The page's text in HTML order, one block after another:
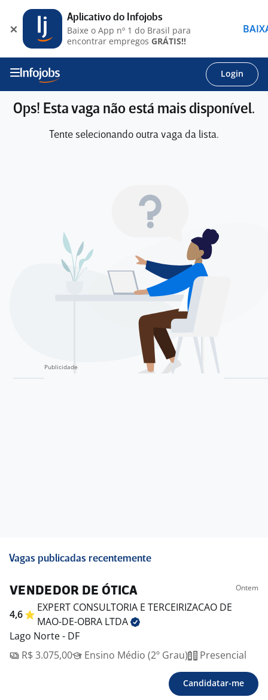
Login
Ops! Esta vaga não está mais disponível.
Tente selecionando outra vaga da lista.
Vagas publicadas recentemente
VENDEDOR DE ÓTICA Ontem
4,6
EXPERT CONSULTORIA E TERCEIRIZACAO DE
MAO-DE-OBRA LTDA
Lago Norte - DF
R$ 3.075,00
Ensino Médio (2º Grau) Presencial
Candidatar-me
Aplicativo do Infojobs
Baixe o App nº 1 do Brasil para
encontrar empregos GRÁTIS!!